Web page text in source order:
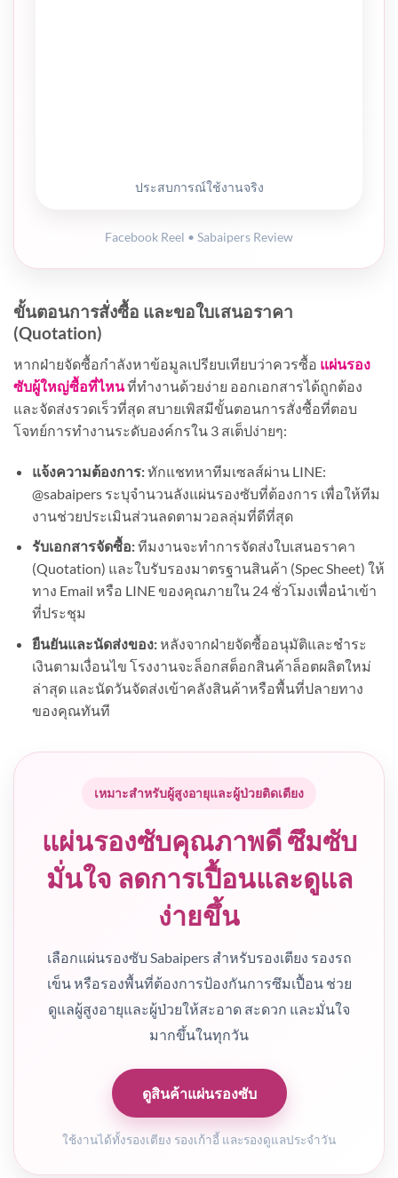
ประสบการณ์ใช้งานจริง
Facebook Reel • Sabaipers Review
ขั้นตอนการสั่งซื้อ และขอใบเสนอราคา
(Quotation)
หากฝ่ายจัดซื้อกำลังหาข้อมูลเปรียบเทียบว่าควรซื้อ แผ่นรอง
ซับผู้ใหญ่ซื้อที่ไหนที่ทำงานด้วยง่าย ออกเอกสารได้ถูกต้อง
และจัดส่งรวดเร็วที่สุด สบายเพิสมีขั้นตอนการสั่งซื้อที่ตอบ
โจทย์การทำงานระดับองค์กรใน 3 สเต็ปง่ายๆ:
แจ้งความต้องการ:ทักแชทหาทีมเซลส์ผ่าน LINE:
@sabaipers ระบุจำนวนลังแผ่นรองซับที่ต้องการ เพื่อให้ทีม
งานช่วยประเมินส่วนลดตามวอลลุ่มที่ดีที่สุด
รับเอกสารจัดซื้อ:ทีมงานจะทำการจัดส่งใบเสนอราคา
(Quotation) และใบรับรองมาตรฐานสินค้า (Spec Sheet) ให้
ทาง Email หรือ LINE ของคุณภายใน 24 ชั่วโมงเพื่อนำเข้า
ที่ประชุม
ยืนยันและนัดส่งของ:หลังจากฝ่ายจัดซื้ออนุมัติและชำระ
เงินตามเงื่อนไข โรงงานจะล็อกสต็อกสินค้าล็อตผลิตใหม่
ล่าสุด และนัดวันจัดส่งเข้าคลังสินค้าหรือพื้นที่ปลายทาง
ของคุณทันที
เหมาะสำหรับผู้สูงอายุและผู้ป่วยติดเตียง
แผ่นรองซับคุณภาพดี ซึมซับ
มั่นใจ ลดการเปื้อนและดูแล
ง่ายขึ้น
เลือกแผ่นรองซับ Sabaipers สำหรับรองเตียง รองรถ
เข็น หรือรองพื้นที่ต้องการป้องกันการซึมเปื้อน ช่วย
ดูแลผู้สูงอายุและผู้ป่วยให้สะอาด สะดวก และมั่นใจ
มากขึ้นในทุกวัน
ดูสินค้าแผ่นรองซับ
ใช้งานได้ทั้งรองเตียง รองเก้าอี้ และรองดูแลประจำวัน